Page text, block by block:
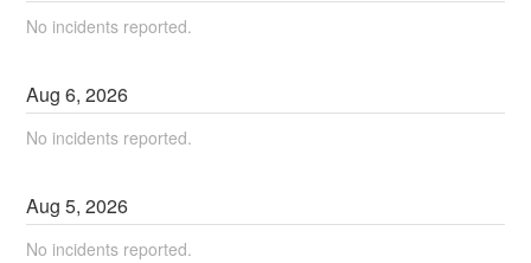
No incidents reported.
Aug6,2026
No incidents reported.
Aug5,2026
No incidents reported.